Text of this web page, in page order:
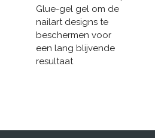
Glue-gel gel om de
nailart designs te
beschermen voor
een lang blijvende
resultaat